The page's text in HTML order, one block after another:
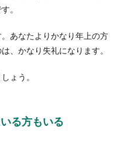
。
あなたよりかなり年上の方
、かなり失礼になります。
ょう。
る方もいる